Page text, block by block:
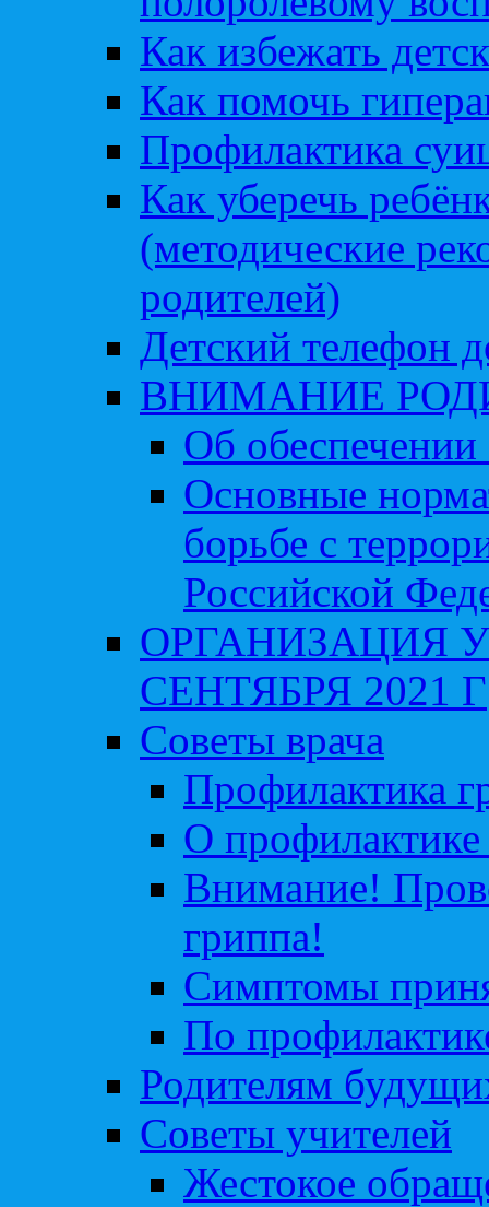
Как избежать
Как помочь
Профилактика
Как уберечь
(методические
родителей)
Детский телефон
ВНИМАНИЕ
Об обеспечении
Основные
борьбе с
Российской
ОРГАНИЗАЦИЯ
СЕНТЯБРЯ 2021 Г
Советы врача
Профилактика
О профилактике
Внимание!
гриппа!
Симптомы
По
Родителям
Советы учителей
Жестокое